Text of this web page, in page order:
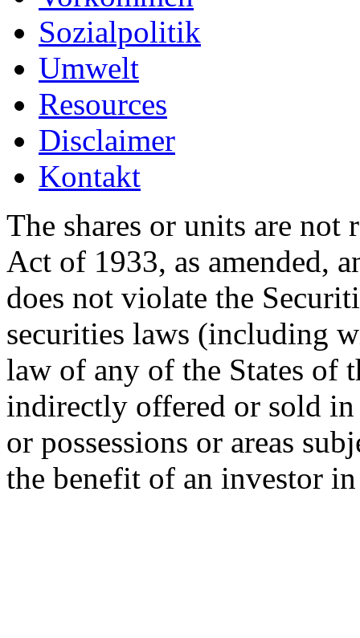
Sozialpolitik
Umwelt
Resources
Disclaimer
Kontakt
The shares or units are not
Act of 1933, as amended,
does not violate the
securities laws (including
law of any of the States of
indirectly offered or sold
or possessions or areas
the benefit of an investor